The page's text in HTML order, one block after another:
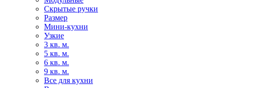
Скрытые ручки
Размер
Мини-кухни
Узкие
3 кв. м.
5 кв. м.
6 кв. м.
9 кв. м.
Все для кухни